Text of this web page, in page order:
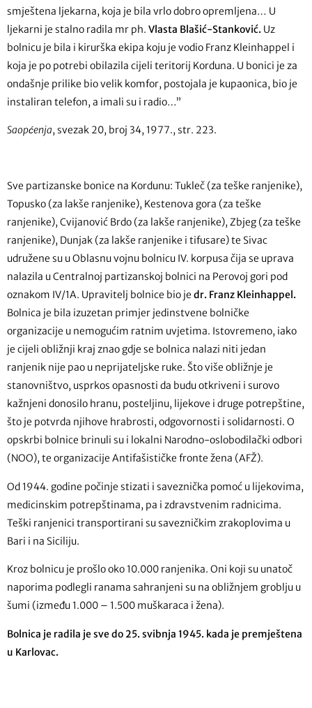
smještena ljekarna, koja je bila vrlo dobro opremljena… U
ljekarni je stalno radila mr ph. Vlasta Blašić-Stanković. Uz
bolnicu je bila i kirurška ekipa koju je vodio Franz Kleinhappel i
koja je po potrebi obilazila cijeli teritorij Korduna. U bonici je za
ondašnje prilike bio velik komfor, postojala je kupaonica, bio je
instaliran telefon, a imali su i radio…”
Saopćenja, svezak 20, broj 34, 1977., str. 223.
Sve partizanske bonice na Kordunu: Tukleč (za teške ranjenike),
Topusko (za lakše ranjenike), Kestenova gora (za teške
ranjenike), Cvijanović Brdo (za lakše ranjenike), Zbjeg (za teške
ranjenike), Dunjak (za lakše ranjenike i tifusare) te Sivac
udružene su u Oblasnu vojnu bolnicu IV. korpusa čija se uprava
nalazila u Centralnoj partizanskoj bolnici na Perovoj gori pod
oznakom IV/1A. Upravitelj bolnice bio je dr. Franz Kleinhappel.
Bolnica je bila izuzetan primjer jedinstvene bolničke
organizacije u nemogućim ratnim uvjetima. Istovremeno, iako
je cijeli obližnji kraj znao gdje se bolnica nalazi niti jedan
ranjenik nije pao u neprijateljske ruke. Što više obližnje je
stanovništvo, usprkos opasnosti da budu otkriveni i surovo
kažnjeni donosilo hranu, posteljinu, lijekove i druge potrepštine,
što je potvrda njihove hrabrosti, odgovornosti i solidarnosti. O
opskrbi bolnice brinuli su i lokalni Narodno-oslobodilački odbori
(NOO), te organizacije Antifašističke fronte žena (AFŽ).
Od 1944. godine počinje stizati i saveznička pomoć u lijekovima,
medicinskim potrepštinama, pa i zdravstvenim radnicima.
Teški ranjenici transportirani su savezničkim zrakoplovima u
Bari i na Siciliju.
Kroz bolnicu je prošlo oko 10.000 ranjenika. Oni koji su unatoč
naporima podlegli ranama sahranjeni su na obližnjem groblju u
šumi (između 1.000 – 1.500 muškaraca i žena).
Bolnica je radila je sve do 25. svibnja 1945. kada je premještena
u Karlovac.